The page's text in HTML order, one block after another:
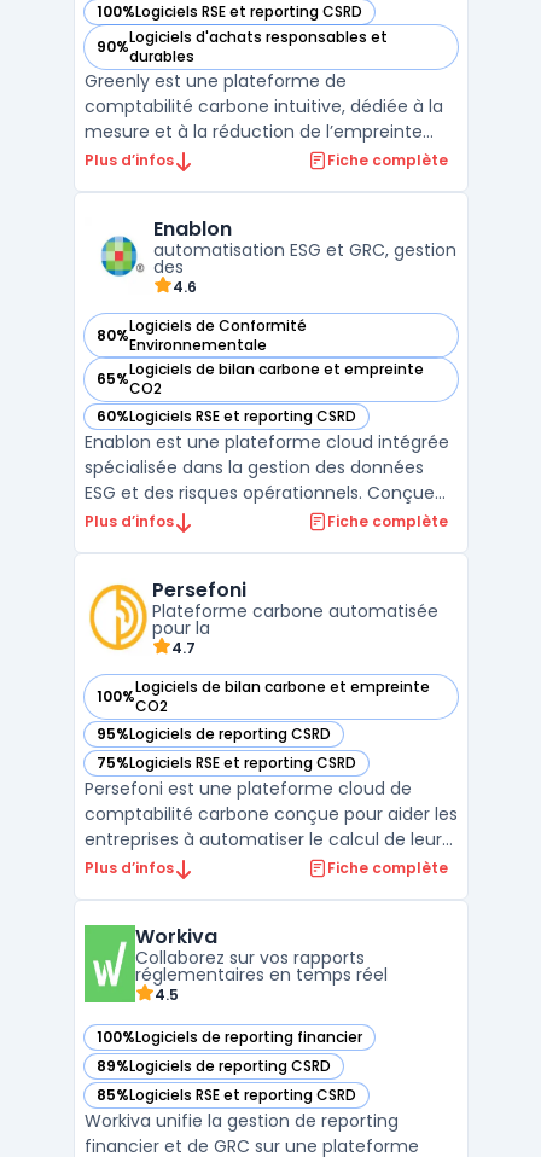
100%Logiciels RSE et reporting CSRD
— voir Greenly dans cette catégorie
90%Logiciels d'achats responsables et
durables
— voir Greenly dans cette catégorie
Greenly est une plateforme de
comptabilité carbone intuitive, dédiée à la
mesure et à la réduction de l’empreinte
carbone des entreprises. Elle s’intègre
données variées (consommation
énergétique, déplacements, etc.), perm ...
Plus d’infos Fiche complète
Enablon
automatisation ESG et GRC, gestion
des
4.6
80%Logiciels de Conformité
Environnementale
— voir Enablon dans cette catégorie
65%Logiciels de bilan carbone et empreinte
CO2
— voir Enablon dans cette catégorie
60%Logiciels RSE et reporting CSRD
— voir Enablon dans cette catégorie
Enablon est une plateforme cloud intégrée
spécialisée dans la gestion des données
ESG et des risques opérationnels. Conçue
pour centraliser la collecte, le suivi et
gouvernance, Enablon permet aux
entreprises de se conformer aux normes
mon ...
Plus d’infos Fiche complète
Persefoni
Plateforme carbone automatisée
pour la
4.7
100%Logiciels de bilan carbone et empreinte
CO2
— voir Persefoni dans cette catégorie
95%Logiciels de reporting CSRD
— voir Persefoni dans cette catégorie
75%Logiciels RSE et reporting CSRD
— voir Persefoni dans cette catégorie
Persefoni est une plateforme cloud de
comptabilité carbone conçue pour aider les
entreprises à automatiser le calcul de leur
empreinte carbone et à se conformer aux
intuitive, la plateforme permet de suivre les
émission ...
Plus d’infos Fiche complète
Workiva
Collaborez sur vos rapports
réglementaires en temps réel
4.5
100%Logiciels de reporting financier
— voir Workiva dans cette catégorie
89%Logiciels de reporting CSRD
— voir Workiva dans cette catégorie
85%Logiciels RSE et reporting CSRD
— voir Workiva dans cette catégorie
Workiva unifie la gestion de reporting
financier et de GRC sur une plateforme